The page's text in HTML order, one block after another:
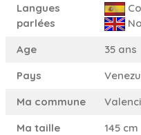
Langues
parlées
Age
35 ans
Pays
Ma commune
Ma taille
145 cm